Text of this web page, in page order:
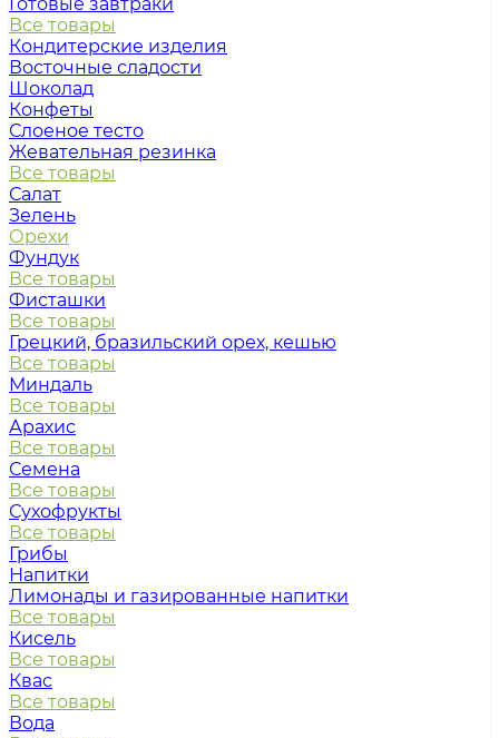
Все товары
Кондитерские изделия
Восточные сладости
Шоколад
Конфеты
Слоеное тесто
Жевательная резинка
Все товары
Салат
Зелень
Орехи
Фундук
Все товары
Фисташки
Все товары
Грецкий, бразильский орех, кешью
Все товары
Миндаль
Все товары
Арахис
Все товары
Семена
Все товары
Сухофрукты
Все товары
Грибы
Напитки
Лимонады и газированные напитки
Все товары
Кисель
Все товары
Квас
Все товары
Вода